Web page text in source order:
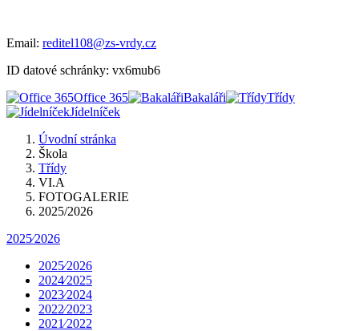
Email: reditel108@zs-vrdy.cz
ID datové schránky: vx6mub6
Office 365
Bakaláři
Třídy
Jídelníček
Úvodní stránka
Škola
Třídy
VI.A
FOTOGALERIE
2025/2026
2025⁄2026
2025⁄2026
2024⁄2025
2023⁄2024
2022⁄2023
2021⁄2022